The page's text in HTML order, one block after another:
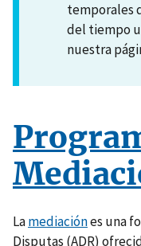
temporales
del tiempo
nuestra
Lamediaciónes una
Disputas (ADR)